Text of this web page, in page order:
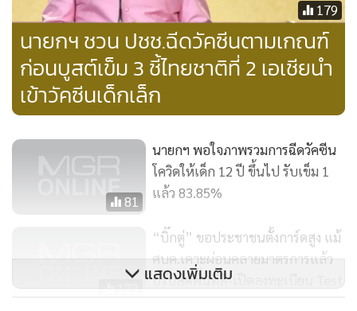
179
นายกฯ ชวน ปชช.ฉีดวัคซีนตามเกณฑ์
ก่อนบูสต์เข็ม 3 ชี้ไทยชาติที่ 2 เอเชียนำ
เข้าวัคซีนเด็กเล็ก
81
นายกฯ พอใจภาพรวมการฉีดวัคซีน
โควิดให้เด็ก 12 ปี ขึ้นไป รับเข็ม 1
แล้ว 83.85%
123
“บิ๊กตู่” ขอประชาชนตั้งการ์ดสูง แม้
ศบค.เคาะผ่อนคลายมาตรการแล้ว
ปรับลดพื้นที่สี-เปิดลงทะเบียน Test
& Go
แสดงเพิ่มเติม